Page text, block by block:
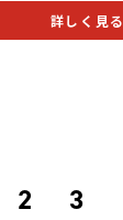
詳しく見る
2 3